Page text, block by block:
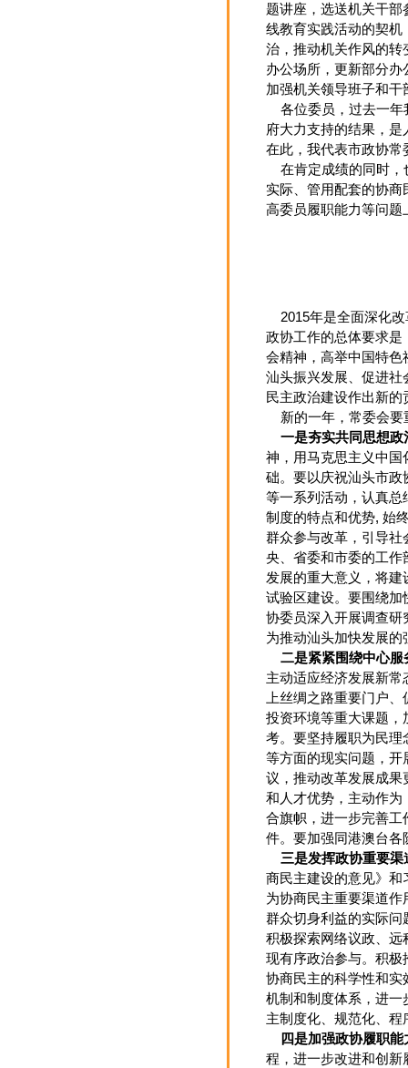
题讲座，选送机关干
线教育实践活动的契机
治，推动机关作风的
办公场所，更新部分
加强机关领导班子和干
各位委员，过去一年
府大力支持的结果，
在此，我代表市政协
在肯定成绩的同时，
实际、管用配套的协
高委员履职能力等问
2015年是全面深化改
政协工作的总体要求
会精神，高举中国特
汕头振兴发展、促进
民主政治建设作出新的
新的一年，常委会要
一是夯实共同思想
神，用马克思主义中
础。要以庆祝汕头市政
等一系列活动，认真
制度的特点和优势, 始
群众参与改革，引导
央、省委和市委的工
发展的重大意义，将
试验区建设。要围绕加
协委员深入开展调查
为推动汕头加快发展的
二是紧紧围绕中心
主动适应经济发展新常
上丝绸之路重要门户
投资环境等重大课题
考。要坚持履职为民
等方面的现实问题，
议，推动改革发展成
和人才优势，主动作
合旗帜，进一步完善
件。要加强同港澳台各
三是发挥政协重要
商民主建设的意见》和
为协商民主重要渠道
群众切身利益的实际
积极探索网络议政、
现有序政治参与。积
协商民主的科学性和
机制和制度体系，进
主制度化、规范化、程
四是加强政协履职
程，进一步改进和创